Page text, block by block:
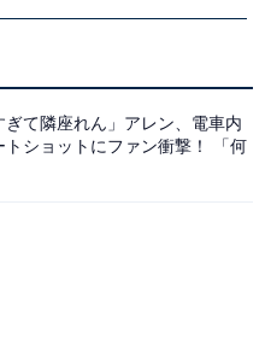
ぎて隣座れん」アレン、電車内
トショットにファン衝撃！ 「何